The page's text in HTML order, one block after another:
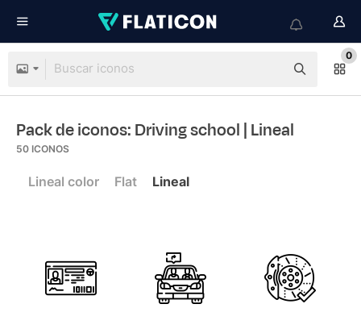
0
Pack de iconos: Driving school | Lineal
50 ICONOS
Lineal color Flat Lineal